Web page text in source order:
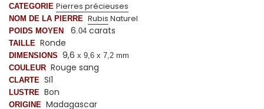
CATEGORIE Pierres précieuses
NOM DE LA PIERRE Rubis Naturel
POIDS MOYEN 6.04 carats
TAILLE Ronde
DIMENSIONS 9,6 x 9,6 x 7,2 mm
COULEUR Rouge sang
CLARTE SI1
LUSTRE Bon
ORIGINE Madagascar